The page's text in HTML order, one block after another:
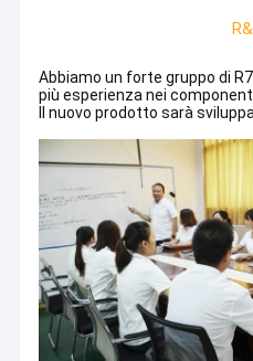
Abbiamo un forte gruppo di
più esperienza nei
Il nuovo prodotto sarà